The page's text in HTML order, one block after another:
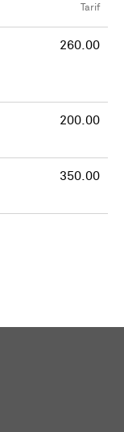
Tarif
260.00
200.00
350.00